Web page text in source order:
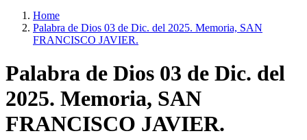
Home
Palabra de Dios 03 de Dic. del 2025. Memoria, SAN
FRANCISCO JAVIER.
Palabra de Dios 03 de Dic. del
2025. Memoria, SAN
FRANCISCO JAVIER.